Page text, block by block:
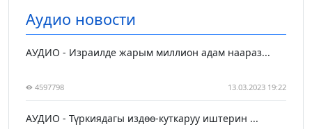
Аудио новости
АУДИО - Израилде жарым миллион адам наараз...
4597798 13.03.2023 19:22
АУДИО - Түркиядагы издөө-куткаруу иштерин ...